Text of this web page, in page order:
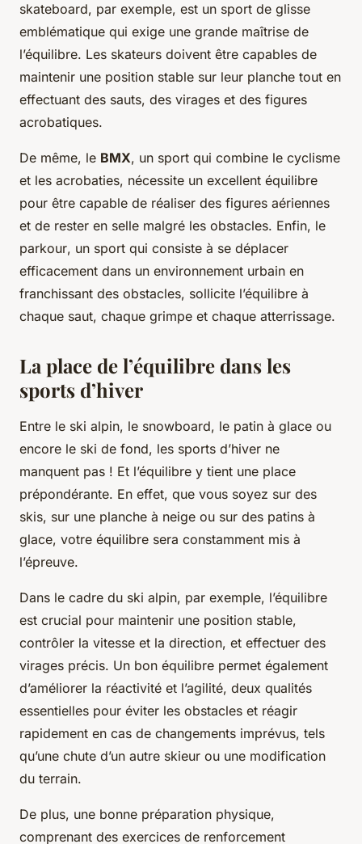
skateboard, par exemple, est un sport de glisse
emblématique qui exige une grande maîtrise de
l’équilibre. Les skateurs doivent être capables de
maintenir une position stable sur leur planche tout en
effectuant des sauts, des virages et des figures
acrobatiques.
De même, le BMX, un sport qui combine le cyclisme
et les acrobaties, nécessite un excellent équilibre
pour être capable de réaliser des figures aériennes
et de rester en selle malgré les obstacles. Enfin, le
parkour, un sport qui consiste à se déplacer
efficacement dans un environnement urbain en
franchissant des obstacles, sollicite l’équilibre à
chaque saut, chaque grimpe et chaque atterrissage.
La place de l’équilibre dans les
sports d’hiver
Entre le ski alpin, le snowboard, le patin à glace ou
encore le ski de fond, les sports d’hiver ne
manquent pas ! Et l’équilibre y tient une place
prépondérante. En effet, que vous soyez sur des
skis, sur une planche à neige ou sur des patins à
glace, votre équilibre sera constamment mis à
l’épreuve.
Dans le cadre du ski alpin, par exemple, l’équilibre
est crucial pour maintenir une position stable,
contrôler la vitesse et la direction, et effectuer des
virages précis. Un bon équilibre permet également
d’améliorer la réactivité et l’agilité, deux qualités
essentielles pour éviter les obstacles et réagir
rapidement en cas de changements imprévus, tels
qu’une chute d’un autre skieur ou une modification
du terrain.
De plus, une bonne préparation physique,
comprenant des exercices de renforcement